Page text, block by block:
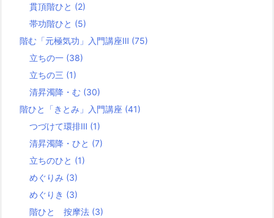
貫頂階ひと (2)
帯功階ひと (5)
階む「元極気功」入門講座Ⅲ (75)
立ちの一 (38)
立ちの三 (1)
清昇濁降・む (30)
階ひと「きとみ」入門講座 (41)
つづけて環排Ⅲ (1)
清昇濁降・ひと (7)
立ちのひと (1)
めぐりみ (3)
めぐりき (3)
階ひと 按摩法 (3)